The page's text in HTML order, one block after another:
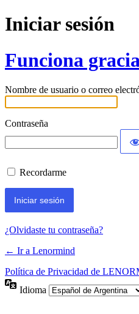
Iniciar sesión
Funciona
Nombre de usuario o correo
Contraseña
Recordarme
¿Olvidaste tu contraseña?
← Ir a Lenormind
Política de Privacidad de
Idioma